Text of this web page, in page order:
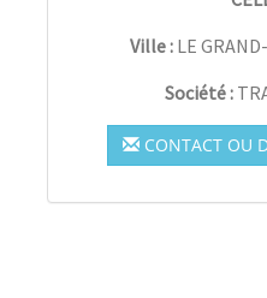
Ville : LE
Société :
CONTACT OU